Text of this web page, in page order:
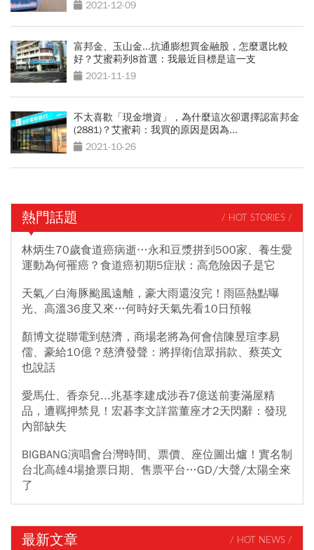
2021-12-09
富邦金、玉山金...抗通膨想買金融股，怎麼選比較
好？艾蜜莉列8首選：我最近目標是這一支
2021-11-19
不太喜歡「現金增資」，為什麼這次卻選擇認富邦金
(2881)？艾蜜莉：我買的原因是因為...
2021-10-26
熱門話題 / HOT STORIES /
林炳生70歲食道癌病逝…永和豆漿拼到500家、養生愛
運動為何罹癌？食道癌初期5症狀：高危險因子是它
天氣／白海豚颱風遠離，豪大雨還沒完！雨區熱點曝
光、高溫36度又來…何時好天氣先看10日預報
顏博文從聯電到慈濟，商場老將為何會信陳昱瑄李易
儒、豪給10億？慈濟發聲：將捍衛信眾捐款、蔡英文
也說話
愛馬仕、香奈兒...兆基李建成涉吞7億送前妻滿屋精
品，遭羈押禁見！宏碁李文詳當董座才2天閃辭：發現
內部缺失
BIGBANG演唱會台灣時間、票價、座位圖出爐！實名制
台北高雄4場搶票日期、售票平台…GD/大聲/太陽全來
了
最新文章 / HOT NEWS /